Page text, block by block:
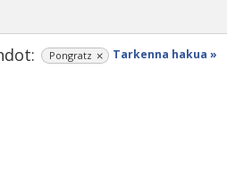
Pongratz Tarkenna hakua »